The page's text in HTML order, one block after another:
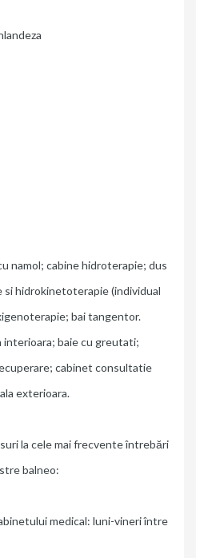
namol; cabine hidroterapie; dus
si hidrokinetoterapie (individual
bai tangentor.
baie cu greutati;
cabinet consultatie
exterioara.
la cele mai frecvente întrebări
balneo:
medical: luni-vineri între